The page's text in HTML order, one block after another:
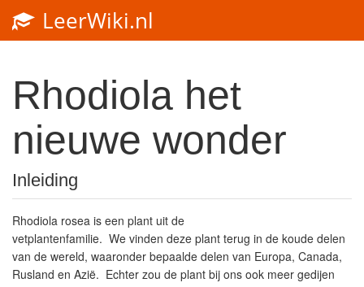
LeerWiki.nl
Rhodiola het
nieuwe wonder
Inleiding
Rhodiola rosea is een plant uit de
vetplantenfamilie. We vinden deze plant terug in de koude delen
van de wereld, waaronder bepaalde delen van Europa, Canada,
Rusland en Azië. Echter zou de plant bij ons ook meer gedijen